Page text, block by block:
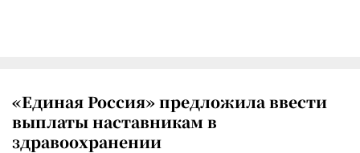
«Единая Россия» предложила ввести
выплаты наставникам в
здравоохранении